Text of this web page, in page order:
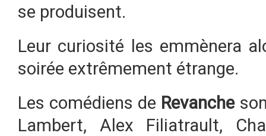
se produisent.
Leur curiosité les emmènera
soirée extrêmement étrange.
Les comédiens de Revanche
Lambert, Alex Filiatrault,